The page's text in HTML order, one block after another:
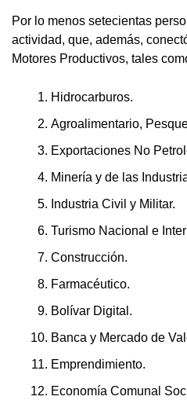
Por lo menos setecientas
actividad, que, además,
Motores Productivos, tales
Hidrocarburos.
Agroalimentario,
Exportaciones No
Minería y de las
Industria Civil y Militar.
Turismo Nacional e
Construcción.
Farmacéutico.
Bolívar Digital.
Banca y Mercado de
Emprendimiento.
Economía Comunal